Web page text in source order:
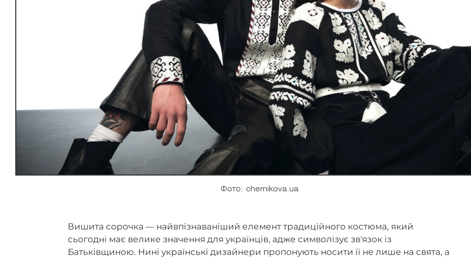
Фото: chernikova.ua
Вишита сорочка — найвпізнаваніший елемент традиційного костюма, який
сьогодні має велике значення для українців, адже символізує зв'язок із
Батьківщиною. Нині українські дизайнери пропонують носити її не лише на свята, а